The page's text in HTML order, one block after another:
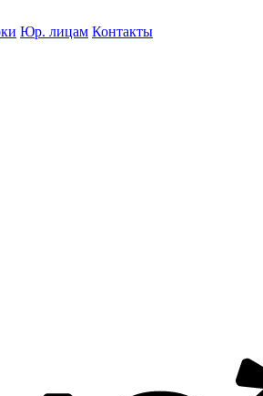
Юр. лицам Контакты